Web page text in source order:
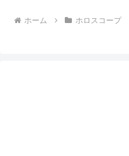
ホーム ホロスコープ